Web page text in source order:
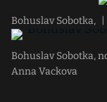
Bohuslav Sobotka,
Bohuslav Sobotka,
Anna Vackova